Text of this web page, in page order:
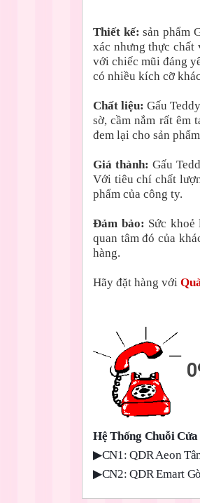
Thiết kế:sản phẩm
xác nhưng thực
với chiếc mũi đáng
có nhiều kích cỡ
Chất liệu: Gấu
sờ, cầm nắm rất êm
đem lại cho sản
Giá thành:Gấu
Với tiêu chí chất
phẩm của công ty.
Đảm bảo: Sức
quan tâm đó của
hàng.
Hãy đặt hàng với
Hệ Thống Chuỗi
▶CN1: QDR Aeon
▶CN2: QDR Emart